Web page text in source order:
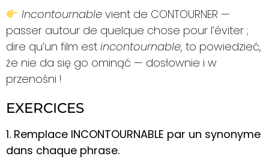
Incontournablevient de CONTOURNER —
passer autour de quelque chose pour l’éviter ;
dire qu’un film est incontournable, to powiedzieć,
że nie da się go ominąć — dosłownie i w
przenośni !
EXERCICES
1. Remplace INCONTOURNABLE par un synonyme
dans chaque phrase.